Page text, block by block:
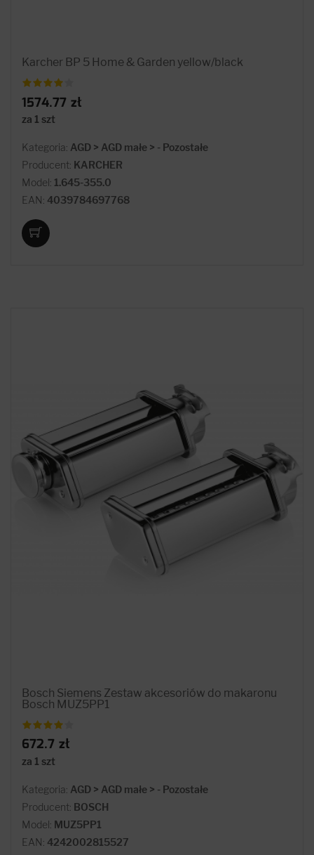
Karcher BP 5 Home & Garden yellow/black
1574.77 zł
za 1 szt
Kategoria: AGD > AGD małe > - Pozostałe
Producent: KARCHER
Model: 1.645-355.0
EAN: 4039784697768
Bosch Siemens Zestaw akcesoriów do makaronu
Bosch MUZ5PP1
672.7 zł
za 1 szt
Kategoria: AGD > AGD małe > - Pozostałe
Producent: BOSCH
Model: MUZ5PP1
EAN: 4242002815527